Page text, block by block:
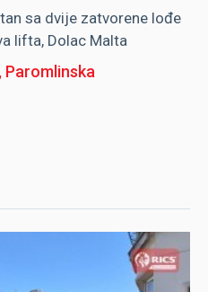
sa dvije zatvorene lođe
lifta, Dolac Malta
, Paromlinska